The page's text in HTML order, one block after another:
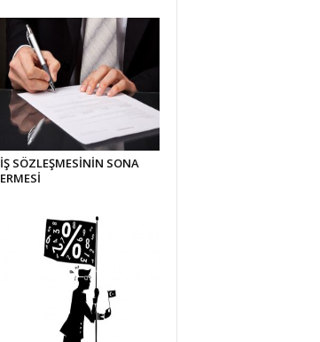
İŞ SÖZLEŞMESİNİN SONA
ERMESİ